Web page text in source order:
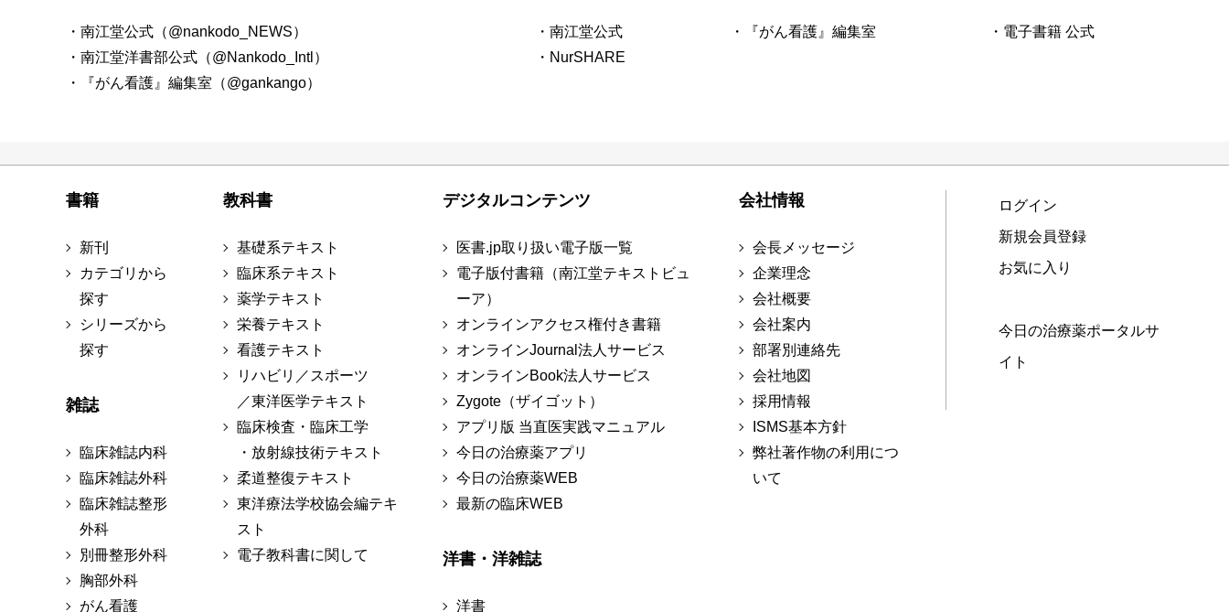
・南江堂公式（@nankodo_NEWS）
・南江堂洋書部公式（@Nankodo_Intl）
・『がん看護』編集室（@gankango）
・南江堂公式
・NurSHARE
・『がん看護』編集室 ・電子書籍 公式
書籍
新刊
カテゴリから
探す
シリーズから
探す
雑誌
臨床雑誌内科
臨床雑誌外科
臨床雑誌整形
外科
別冊整形外科
胸部外科
がん看護
教科書
基礎系テキスト
臨床系テキスト
薬学テキスト
栄養テキスト
看護テキスト
リハビリ／スポーツ
／東洋医学テキスト
臨床検査・臨床工学
・放射線技術テキスト
柔道整復テキスト
東洋療法学校協会編テキ
スト
電子教科書に関して
デジタルコンテンツ
医書.jp取り扱い電子版一覧
電子版付書籍（南江堂テキストビュ
ーア）
オンラインアクセス権付き書籍
オンラインJournal法人サービス
オンラインBook法人サービス
Zygote（ザイゴット）
アプリ版 当直医実践マニュアル
今日の治療薬アプリ
今日の治療薬WEB
最新の臨床WEB
洋書・洋雑誌
洋書
会社情報
会長メッセージ
企業理念
会社概要
会社案内
部署別連絡先
会社地図
採用情報
ISMS基本方針
弊社著作物の利用につ
いて
ログイン
新規会員登録
お気に入り
今日の治療薬ポータルサ
イト